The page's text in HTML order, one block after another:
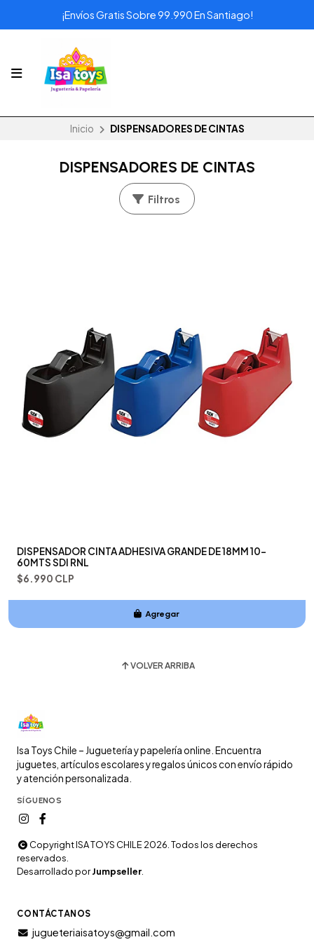
¡Envíos Gratis Sobre 99.990 En Santiago!
Inicio DISPENSADORES DE CINTAS
DISPENSADORES DE CINTAS
Filtros
DISPENSADOR CINTA ADHESIVA GRANDE DE 18MM 10-
60MTS SDI RNL
$6.990 CLP
Agregar
VOLVER ARRIBA
Isa Toys Chile – Juguetería y papelería online. Encuentra
juguetes, artículos escolares y regalos únicos con envío rápido
y atención personalizada.
SÍGUENOS
Copyright ISA TOYS CHILE 2026. Todos los derechos
reservados.
Desarrollado porJumpseller
CONTÁCTANOS
jugueteriaisatoys@gmail.com